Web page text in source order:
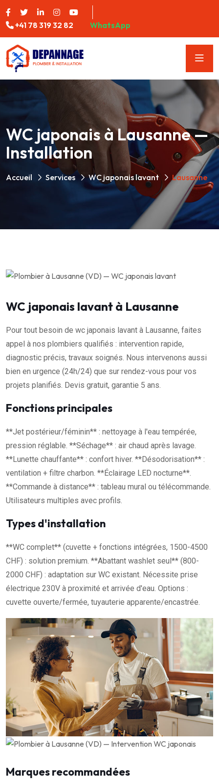
+41 78 319 32 82 WhatsApp
WC japonais à Lausanne —
Installation
Accueil Services WC japonais lavant Lausanne
WC japonais lavant à Lausanne
Pour tout besoin de wc japonais lavant à Lausanne, faites
appel à nos plombiers qualifiés : intervention rapide,
diagnostic précis, travaux soignés. Nous intervenons aussi
bien en urgence (24h/24) que sur rendez-vous pour vos
projets planifiés. Devis gratuit, garantie 5 ans.
Fonctions principales
**Jet postérieur/féminin** : nettoyage à l'eau tempérée,
pression réglable. **Séchage** : air chaud après lavage.
**Lunette chauffante** : confort hiver. **Désodorisation** :
ventilation + filtre charbon. **Éclairage LED nocturne**.
**Commande à distance** : tableau mural ou télécommande.
Utilisateurs multiples avec profils.
Types d'installation
**WC complet** (cuvette + fonctions intégrées, 1500-4500
CHF) : solution premium. **Abattant washlet seul** (800-
2000 CHF) : adaptation sur WC existant. Nécessite prise
électrique 230V à proximité et arrivée d'eau. Options :
cuvette ouverte/fermée, tuyauterie apparente/encastrée.
Marques recommandées